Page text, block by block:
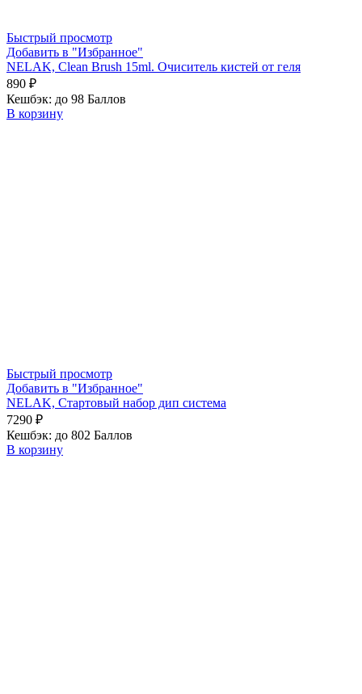
Быстрый просмотр
Добавить в "Избранное"
NELAK, Clean Brush 15ml. Очиситель кистей от геля
890 ₽
Кешбэк: до 98 Баллов
В корзину
Быстрый просмотр
Добавить в "Избранное"
NELAK, Стартовый набор дип система
7290 ₽
Кешбэк: до 802 Баллов
В корзину